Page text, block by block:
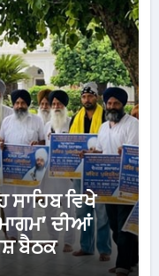
ਵਿਖੇ
ਦੀਆਂ
ਬੈਠਕ